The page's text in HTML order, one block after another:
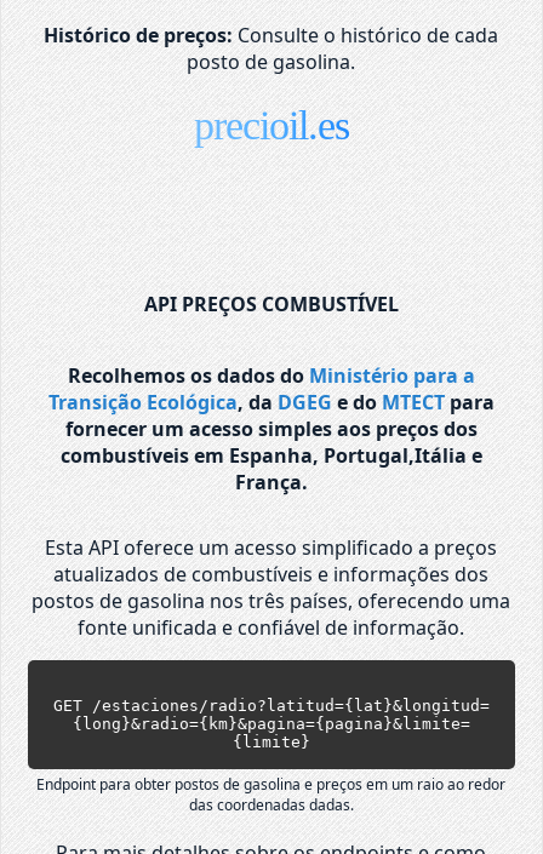
Histórico de preços: Consulte o histórico de cada
posto de gasolina.
precioil.es
API PREÇOS COMBUSTÍVEL
Recolhemos os dados do Ministério para a
Transição Ecológica, da DGEG e do MTECTpara
fornecer um acesso simples aos preços dos
combustíveis em Espanha, Portugal,Itália e
França.
Esta API oferece um acesso simplificado a preços
atualizados de combustíveis e informações dos
postos de gasolina nos três países, oferecendo uma
fonte unificada e confiável de informação.
GET /estaciones/radio?latitud={lat}&longitud=
{long}&radio={km}&pagina={pagina}&limite=
{limite}
Endpoint para obter postos de gasolina e preços em um raio ao redor
das coordenadas dadas.